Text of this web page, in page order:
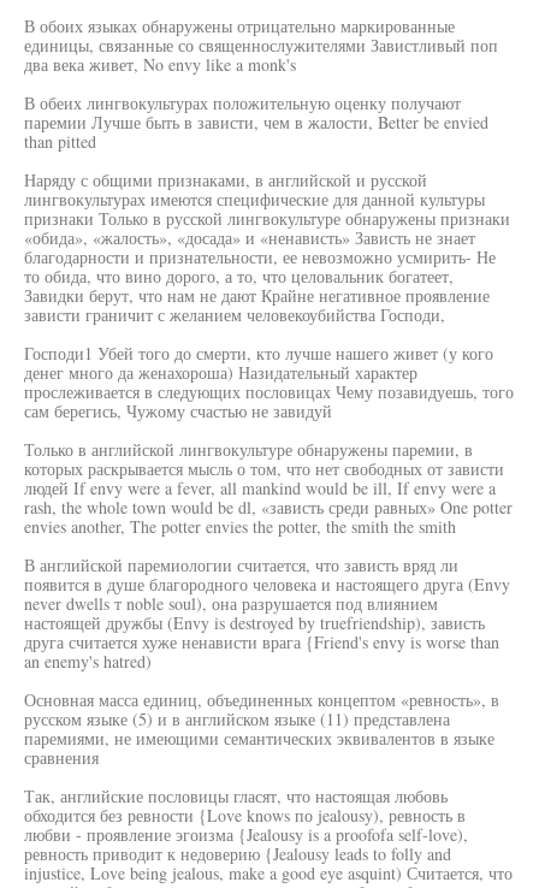
В обоих языках обнаружены отрицательно маркированные
единицы, связанные со священнослужителями Завистливый поп
два века живет, No envy like a monk's
В обеих лингвокультурах положительную оценку получают
паремии Лучше быть в зависти, чем в жалости, Better be envied
than pitted
Наряду с общими признаками, в английской и русской
лингвокультурах имеются специфические для данной культуры
признаки Только в русской лингвокультуре обнаружены признаки
«обида», «жалость», «досада» и «ненависть» Зависть не знает
благодарности и признательности, ее невозможно усмирить- Не
то обида, что вино дорого, а то, что целовальник богатеет,
Завидки берут, что нам не дают Крайне негативное проявление
зависти граничит с желанием человекоубийства Господи,
Господи1 Убей того до смерти, кто лучше нашего живет (у кого
денег много да женахороша) Назидательный характер
прослеживается в следующих пословицах Чему позавидуешь, того
сам берегись, Чужому счастью не завидуй
Только в английской лингвокультуре обнаружены паремии, в
которых раскрывается мысль о том, что нет свободных от зависти
людей If envy were a fever, all mankind would be ill, If envy were a
rash, the whole town would be dl, «зависть среди равных» One potter
envies another, The potter envies the potter, the smith the smith
В английской паремиологии считается, что зависть вряд ли
появится в душе благородного человека и настоящего друга (Envy
never dwells т noble soul), она разрушается под влиянием
настоящей дружбы (Envy is destroyed by truefriendship), зависть
друга считается хуже ненависти врага {Friend's envy is worse than
an enemy's hatred)
Основная масса единиц, объединенных концептом «ревность», в
русском языке (5) и в английском языке (11) представлена
паремиями, не имеющими семантических эквивалентов в языке
сравнения
Так, английские пословицы гласят, что настоящая любовь
обходится без ревности {Love knows по jealousy), ревность в
любви - проявление эгоизма {Jealousy is a proofofa self-love),
ревность приводит к недоверию {Jealousy leads to folly and
injustice, Love being jealous, make a good eye asquint) Считается, что